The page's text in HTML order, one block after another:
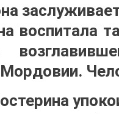
воспитала